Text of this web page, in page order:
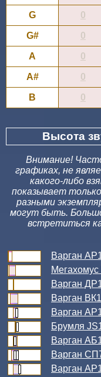
G 0
G# 0
A 0
A# 0
B 0
Высота
Внимание!
графиках, не
какого-либо
показывает
разными
могут быть.
встретиться
Варган
Варган
Варган
Варган
Брумля
Варган
Варган
Варган